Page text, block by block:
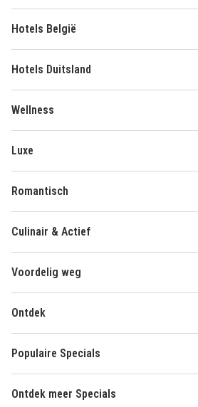
Hotels België
Hotels Duitsland
Wellness
Luxe
Romantisch
Culinair & Actief
Voordelig weg
Ontdek
Populaire Specials
Ontdek meer Specials